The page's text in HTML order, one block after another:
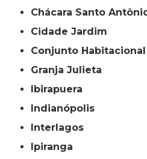
Chácara Santo
Cidade Jardim
Conjunto
Granja Julieta
Ibirapuera
Indianópolis
Interlagos
Ipiranga